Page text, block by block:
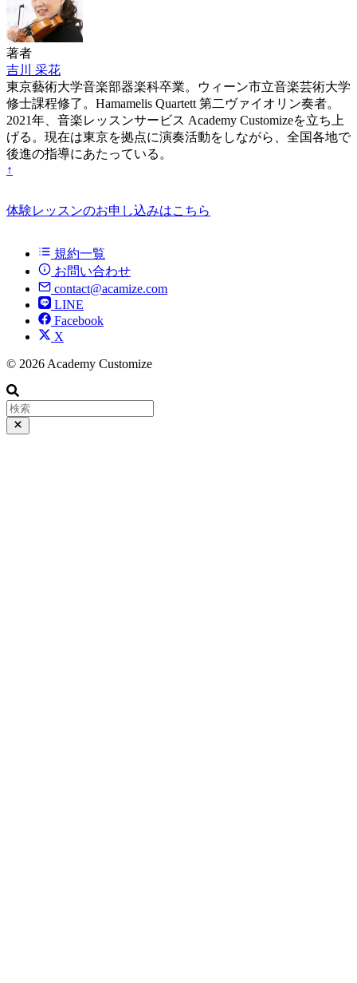
著者
吉川 采花
東京藝術大学音楽部器楽科卒業。ウィーン市立音楽芸術大学
修士課程修了。Hamamelis Quartett 第二ヴァイオリン奏者。
2021年、音楽レッスンサービス Academy Customizeを立ち上
げる。現在は東京を拠点に演奏活動をしながら、全国各地で
後進の指導にあたっている。
↑
体験レッスンのお申し込みはこちら
規約一覧
お問い合わせ
contact@acamize.com
LINE
Facebook
X
© 2026 Academy Customize